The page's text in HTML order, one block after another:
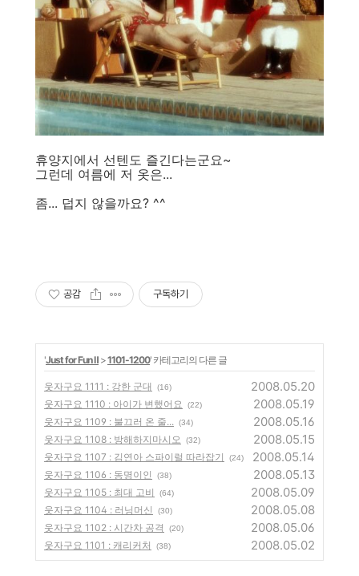
휴양지에서 선텐도 즐긴다는군요~
그런데 여름에 저 옷은...
좀... 덥지 않을까요? ^^
공감 구독하기
'Just for Fun Ⅱ >1101-1200' 카테고리의 다른 글
웃자구요 1111 : 강한 군대 (16) 2008.05.20
웃자구요 1110 : 아이가 변했어요 (22) 2008.05.19
웃자구요 1109 : 불끄러 온 줄... (34) 2008.05.16
웃자구요 1108 : 방해하지마시오 (32) 2008.05.15
웃자구요 1107 : 김연아 스파이럴 따라잡기 (24) 2008.05.14
웃자구요 1106 : 동명이인 (38) 2008.05.13
웃자구요 1105 : 최대 고비 (64) 2008.05.09
웃자구요 1104 : 러닝머신 (30) 2008.05.08
웃자구요 1102 : 시간차 공격 (20) 2008.05.06
웃자구요 1101 : 캐리커처 (38) 2008.05.02